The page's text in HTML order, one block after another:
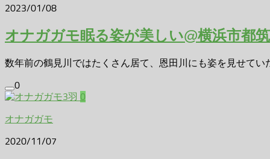
2023/01/08
オナガガモ眠る姿が美しい@横浜市都
数年前の鶴見川ではたくさん居て、恩田川にも姿を見せてい
0
0
オナガガモ
2020/11/07